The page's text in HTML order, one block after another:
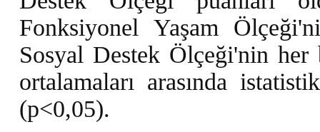
Fonksiyonel Yaşam
Sosyal Destek Ölçeği'nin
ortalamaları arasında
(p<0,05).